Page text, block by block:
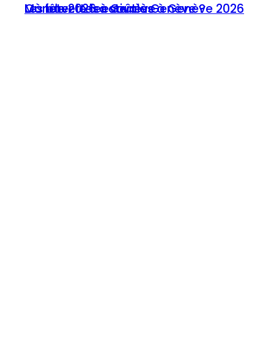
Où fêter le 1er août à Genève ?
Les buvettes estivales à Genève 2026
Monde 2026 à Genève